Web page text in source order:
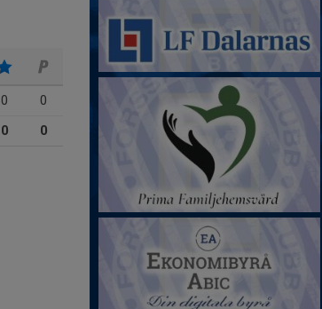
0
0
0 0